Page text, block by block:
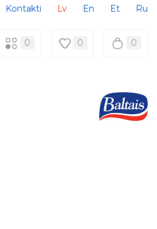
Kontakti Lv En Et Ru
0 0 0